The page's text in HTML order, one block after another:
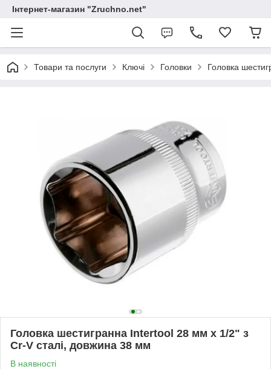
Інтернет-магазин "Zruchno.net"
Товари та послуги Ключі Головки Головка
Головка шестигранна Intertool 28 мм x 1/2" з
Cr-V сталі, довжина 38 мм
В наявності